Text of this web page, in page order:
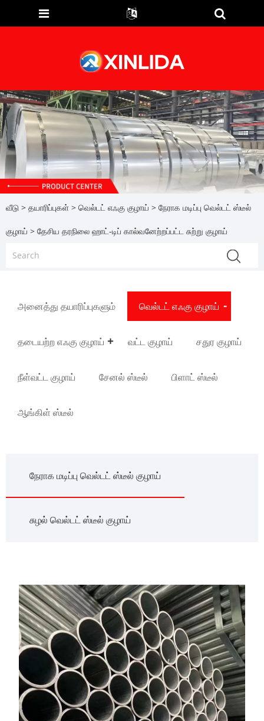
வீடு > தயாரிப்புகள் > வெல்டட் எஃகு குழாய் > நேராக மடிப்பு வெல்டட் ஸ்டீல்
குழாய் > தேசிய தரநிலை ஹாட்-டிப் கால்வனேற்றப்பட்ட சுற்று குழாய்
அனைத்து தயாரிப்புகளும் வெல்டட் எஃகு குழாய்
தடையற்ற எஃகு குழாய் வட்ட குழாய் சதுர குழாய்
நீள்வட்ட குழாய் சேனல் ஸ்டீல் பிளாட் ஸ்டீல்
ஆங்கிள் ஸ்டீல்
நேராக மடிப்பு வெல்டட் ஸ்டீல் குழாய்
சுழல் வெல்டட் ஸ்டீல் குழாய்